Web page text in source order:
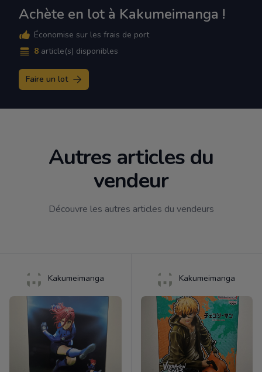
Achète en lot à Kakumeimanga !
Économise sur les frais de port
8 article(s) disponibles
Faire un lot
Autres articles du
vendeur
Découvre les autres articles du vendeurs
Kakumeimanga Kakumeimanga